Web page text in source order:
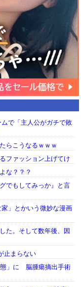
で「主人公がガチで敗
らこうなるｗｗｗ
ファッション上げてけ
な？？？
でもしてみっか』と言
」とかいう微妙な漫画
た。そして数年後、因
止まらない
態」に 脳腫瘍摘出手術